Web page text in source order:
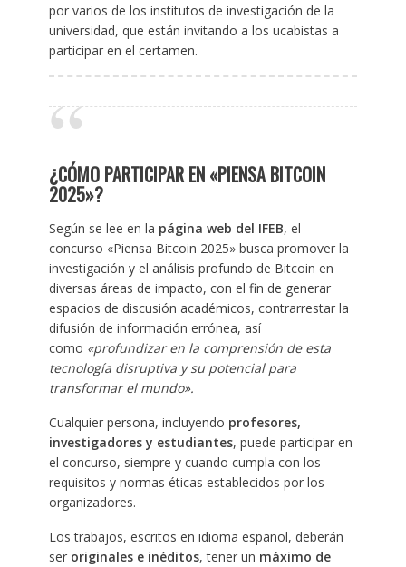
por varios de los institutos de investigación de la
universidad, que están invitando a los ucabistas a
participar en el certamen.
¿CÓMO PARTICIPAR EN «PIENSA BITCOIN
2025»?
Según se lee en la página web del IFEB, el
concurso «Piensa Bitcoin 2025» busca promover la
investigación y el análisis profundo de Bitcoin en
diversas áreas de impacto, con el fin de generar
espacios de discusión académicos, contrarrestar la
difusión de información errónea, así
como «profundizar en la comprensión de esta
tecnología disruptiva y su potencial para
transformar el mundo».
Cualquier persona, incluyendo profesores,
investigadores y estudiantes, puede participar en
el concurso, siempre y cuando cumpla con los
requisitos y normas éticas establecidos por los
organizadores.
Los trabajos, escritos en idioma español, deberán
ser originales e inéditos, tener un máximo de